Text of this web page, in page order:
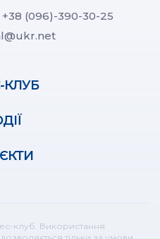
+38 (096)-390-30-25
КЛУБ
клуб. Використання